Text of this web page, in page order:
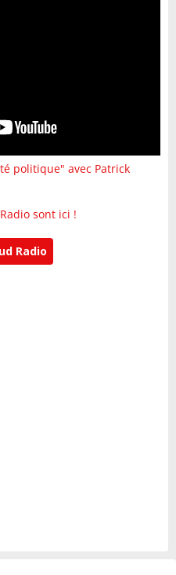
politique" avec Patrick
sont ici !
Radio